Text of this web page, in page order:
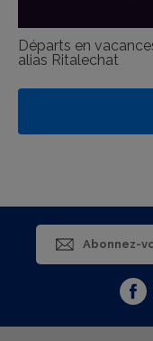
Départs en
alias Ritalechat
Abonnez-